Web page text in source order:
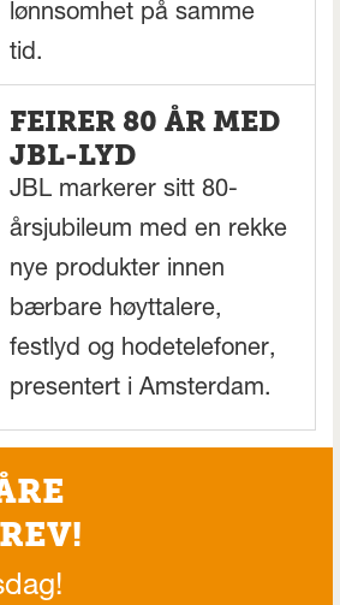
lønnsomhet på samme
tid.
FEIRER 80 ÅR MED
JBL-LYD
JBL markerer sitt 80-
årsjubileum med en rekke
nye produkter innen
bærbare høyttalere,
festlyd og hodetelefoner,
presentert i Amsterdam.